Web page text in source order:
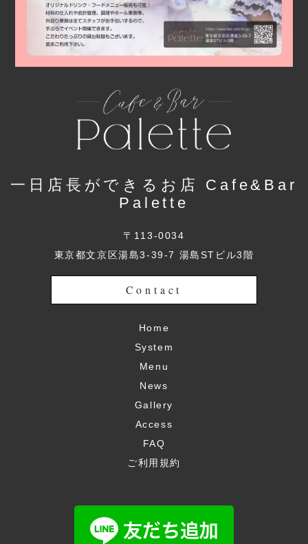
一日店長ができるお店 Cafe&Bar
Palette
〒113-0034
東京都文京区湯島3-39-7 湯島STビル3階
Contact
Home
System
Menu
News
Gallery
Access
FAQ
ご利用規約